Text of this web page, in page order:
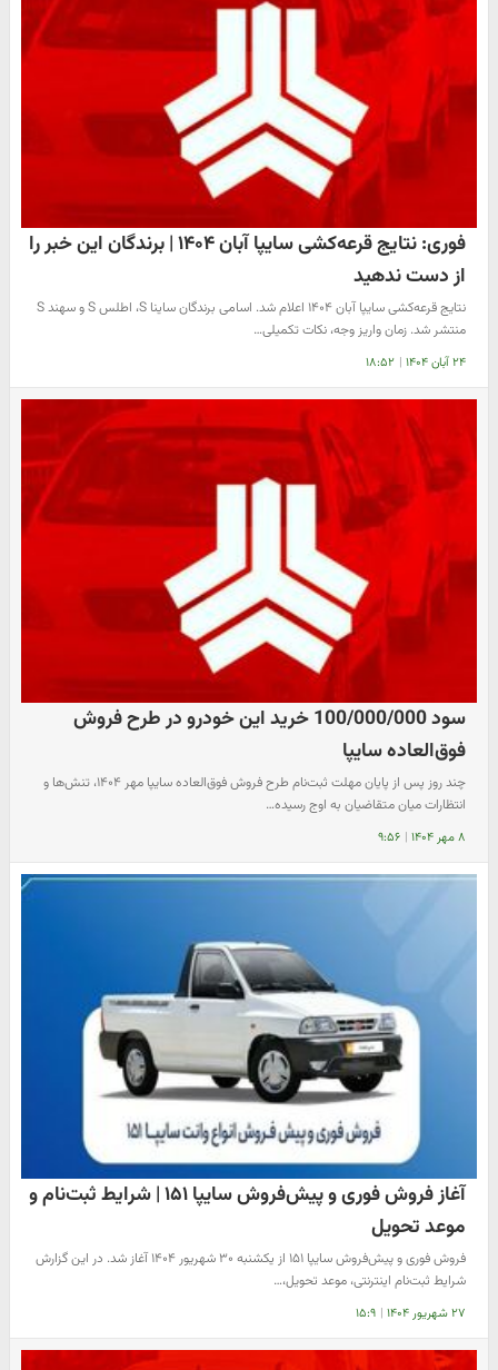
فوری: نتایج قرعه‌کشی سایپا آبان ۱۴۰۴ | برندگان این خبر را
از دست ندهید
نتایج قرعه‌کشی سایپا آبان ۱۴۰۴ اعلام شد. اسامی برندگان ساینا S، اطلس S و سهند S
منتشر شد. زمان واریز وجه، نکات تکمیلی…
۲۴ آبان ۱۴۰۴ | ۱۸:۵۲
سود 100/000/000 خرید این خودرو در طرح فروش
فوق‌العاده سایپا
چند روز پس از پایان مهلت ثبت‌نام طرح فروش فوق‌العاده سایپا مهر ۱۴۰۴، تنش‌ها و
انتظارات میان متقاضیان به اوج رسیده…
۸ مهر ۱۴۰۴ | ۹:۵۶
آغاز فروش فوری و پیش‌فروش سایپا ۱۵۱ | شرایط ثبت‌نام و
موعد تحویل
فروش فوری و پیش‌فروش سایپا ۱۵۱ از یکشنبه ۳۰ شهریور ۱۴۰۴ آغاز شد. در این گزارش
شرایط ثبت‌نام اینترنتی، موعد تحویل،…
۲۷ شهریور ۱۴۰۴ | ۱۵:۹